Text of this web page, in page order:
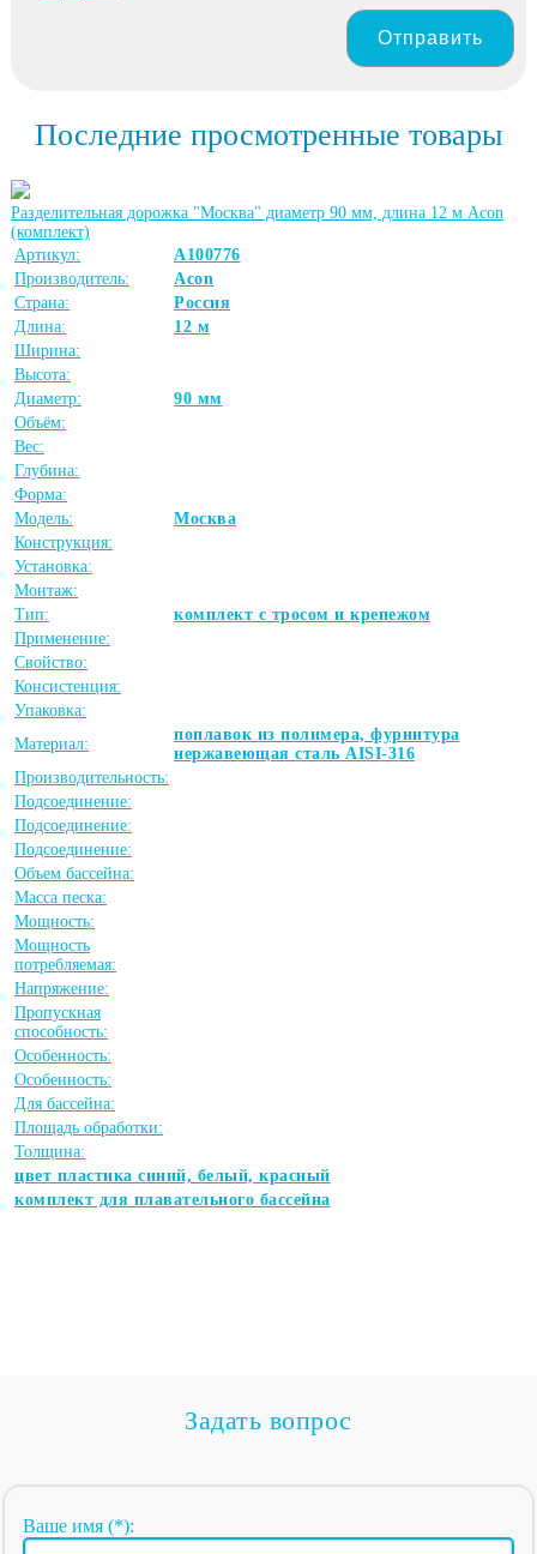
Отправить
Последние просмотренные товары
Разделительная дорожка "Москва" диаметр 90 мм, длина 12 м Acon
(комплект)
Артикул:
А100776
Производитель:
Acon
Страна:
Россия
Длина:
12 м
Ширина:
Высота:
Диаметр:
90 мм
Объём:
Вес:
Глубина:
Форма:
Модель:
Москва
Конструкция:
Установка:
Монтаж:
Тип:
комплект с тросом и крепежом
Применение:
Свойство:
Консистенция:
Упаковка:
Материал:
поплавок из полимера, фурнитура
нержавеющая сталь AISI-316
Производительность:
Подсоединение:
Подсоединение:
Подсоединение:
Объем бассейна:
Масса песка:
Мощность:
Мощность
потребляемая:
Напряжение:
Пропускная
способность:
Особенность:
Особенность:
Для бассейна:
Площадь обработки:
Толщина:
цвет пластика синий, белый, красный
комплект для плавательного бассейна
Задать вопрос
Ваше имя (*):